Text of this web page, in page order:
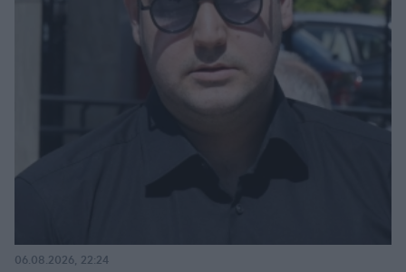
06.08.2026, 22:24